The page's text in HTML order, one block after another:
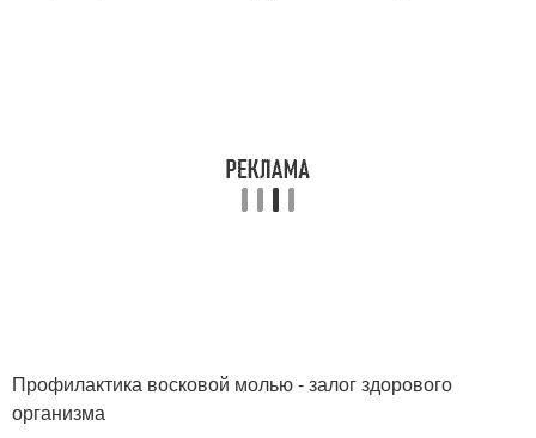
Профилактика восковой молью - залог здорового
организма